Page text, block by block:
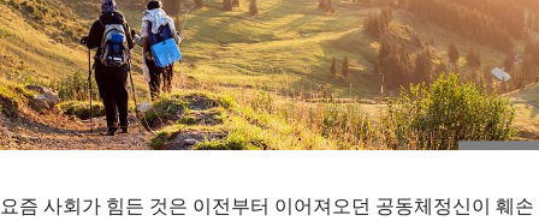
요즘 사회가 힘든 것은 이전부터 이어져오던 공동체정신이 훼손